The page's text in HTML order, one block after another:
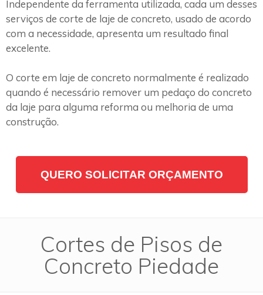
Independente da ferramenta utilizada, cada um desses
serviços de corte de laje de concreto, usado de acordo
com a necessidade, apresenta um resultado final
excelente.
O corte em laje de concreto normalmente é realizado
quando é necessário remover um pedaço do concreto
da laje para alguma reforma ou melhoria de uma
construção.
QUERO SOLICITAR ORÇAMENTO
Cortes de Pisos de
Concreto Piedade